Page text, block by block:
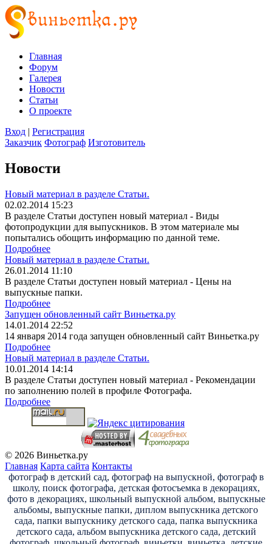
Главная
Форум
Галерея
Новости
Статьи
О проекте
Вход | Регистрация
Заказчик Фотограф Изготовитель
Новости
Новый материал в разделе Статьи.
02.02.2014 15:23
В разделе Статьи доступен новый материал - Виды
фотопродукции для выпускников. В этом материале мы
попытались обощить информацию по данной теме.
Подробнее
Новый материал в разделе Статьи.
26.01.2014 11:10
В разделе Статьи доступен новый материал - Цены на
выпускные папки.
Подробнее
Запущен обновленный сайт Виньетка.ру
14.01.2014 22:52
14 января 2014 года запущен обновленный сайт Виньетка.ру
Подробнее
Новый материал в разделе Статьи.
10.01.2014 14:14
В разделе Статьи доступен новый материал - Рекомендации
по заполнению полей в профиле Фотографа.
Подробнее
© 2026 Виньетка.ру
Главная Карта сайта Контакты
фотограф в детский сад, фотограф на выпускной, фотограф в
школу, поиск фотографа, детская фотосъемка в декорациях,
фото в декорациях, школьный выпускной альбом, выпускные
альбомы, выпускные папки, диплом выпускника детского
сада, папки выпускнику детского сада, папка выпускника
детского сада, альбом выпускника детского сада, детский